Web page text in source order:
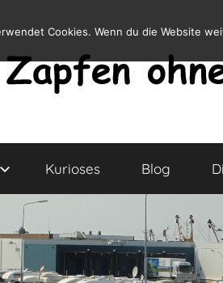
Kurioses Blog
Cookies. Wenn du die Website